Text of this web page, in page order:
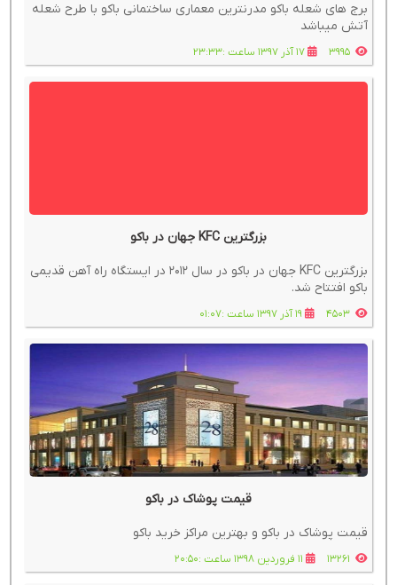
برج های شعله باکو مدرنترین معماری ساختمانی باکو با طرح شعله
آتش میباشد
3995 17 آذر 1397 ساعت :23:33
بزرگترین KFC جهان در باکو
بزرگترین KFC جهان در باکو در سال 2012 در ایستگاه راه آهن قدیمی
باکو افتتاح شد.
4503 19 آذر 1397 ساعت :01:07
قیمت پوشاک در باکو
قیمت پوشاک در باکو و بهترین مراکز خرید باکو
13261 11 فروردین 1398 ساعت :20:50